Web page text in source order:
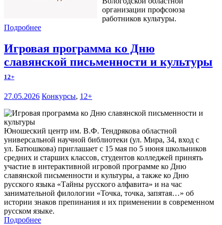
организации профсоюза
работников культуры.
Подробнее
Игровая программа ко Дню
славянской письменности и культуры
12+
27.05.2026 Конкурсы, 12+
Юношеский центр им. В.Ф. Тендрякова областной
универсальной научной библиотеки (ул. Мира, 34, вход с
ул. Батюшкова) приглашает с 15 мая по 5 июня школьников
средних и старших классов, студентов колледжей принять
участие в интерактивной игровой программе ко Дню
славянской письменности и культуры, а также ко Дню
русского языка «Тайны русского алфавита» и на час
занимательной филологии «Точка, точка, запятая…» об
истории знаков препинания и их применении в современном
русском языке.
Подробнее